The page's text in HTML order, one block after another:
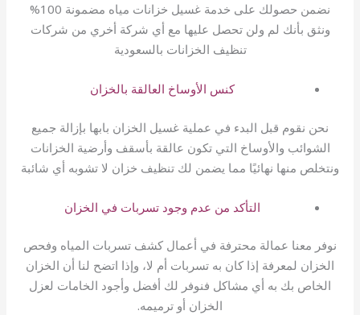
نضمن حصولك على خدمة غسيل خزانات مياه مضمونة 100%
ونثق بأنك لم ولن تحصل عليها مع أي شركة أخري من شركات
تنظيف الخزانات بالسعودية
كنس الأوساخ العالقة بالخزان
نحن نقوم قبل البدء في عملية غسيل الخزان بابها بإزالة جميع
الشوائب والأوساخ التي تكون عالقة بأسقف وأرضية الخزانات
ونتخلص منها نهائيًا مما يضمن لك تنظيف خزان لا تشوبه أي شائبة
التأكد من عدم وجود تسربات في الخزان
نوفر معنا عمالة محترفة في أعمال كشف تسربات المياه وفحص
الخزان لمعرفة إذا كان به تسربات أم لا، وإذا اتضح لنا أن الخزان
الخاص بك به أي مشاكل فنوفر لك أفضل وأجود الخامات لعزل
الخزان أو ترميمه.